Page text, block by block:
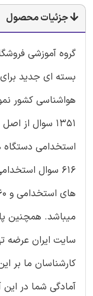
جزئیات محصول
گروه آموزشی
بسته ای جدید
هواشناسی کشور
1351 سوال از
استخدامی دستگاه
616 سوال
میباشد. همچنین
سایت ایران عرضه
کارشناسان ما بر
آمادگی شما در